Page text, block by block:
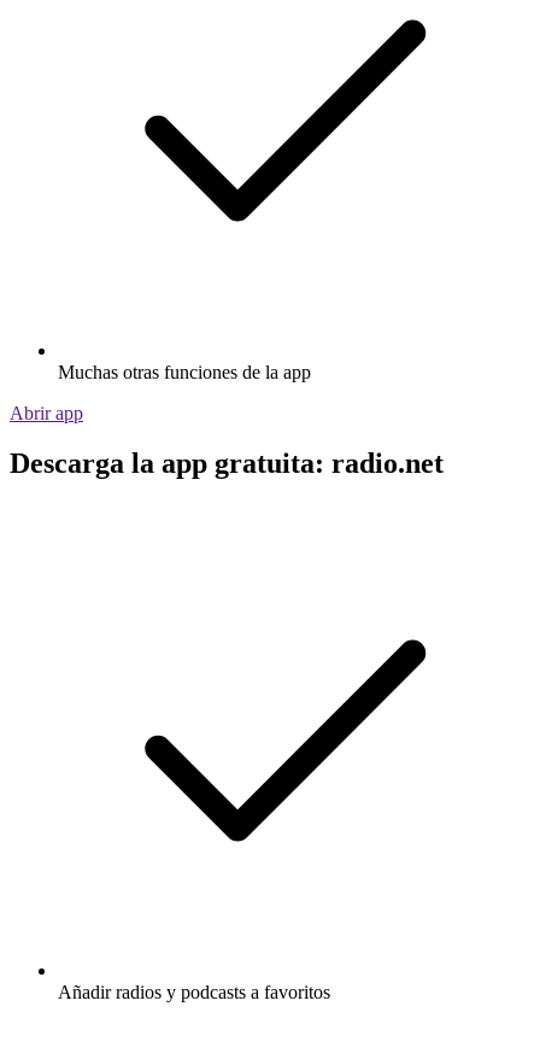
Muchas otras funciones de la app
Abrir app
Descarga la app gratuita: radio.net
Añadir radios y podcasts a favoritos